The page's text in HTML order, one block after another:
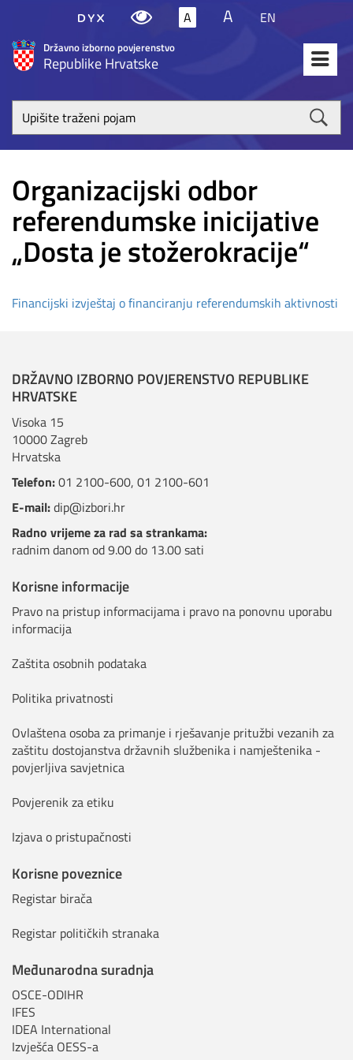
Državno izborno povjerenstvo
Republike Hrvatske
A A EN
Upišite
traženi
Organizacijski odbor
referendumske inicijative
„Dosta je stožerokracije“
Financijski izvještaj o financiranju referendumskih aktivnosti
DRŽAVNO IZBORNO POVJERENSTVO REPUBLIKE
HRVATSKE
Visoka 15
10000 Zagreb
Hrvatska
Telefon:01 2100-600, 01 2100-601
E-mail:dip@izbori.hr
Radno vrijeme za rad sa strankama:
radnim danom od 9.00 do 13.00 sati
Korisne informacije
Pravo na pristup informacijama i pravo na ponovnu uporabu
informacija
Zaštita osobnih podataka
Politika privatnosti
Ovlaštena osoba za primanje i rješavanje pritužbi vezanih za
zaštitu dostojanstva državnih službenika i namještenika -
povjerljiva savjetnica
Povjerenik za etiku
Izjava o pristupačnosti
Korisne poveznice
Registar birača
Registar političkih stranaka
Međunarodna suradnja
OSCE-ODIHR
IFES
IDEA International
Izvješća OESS-a